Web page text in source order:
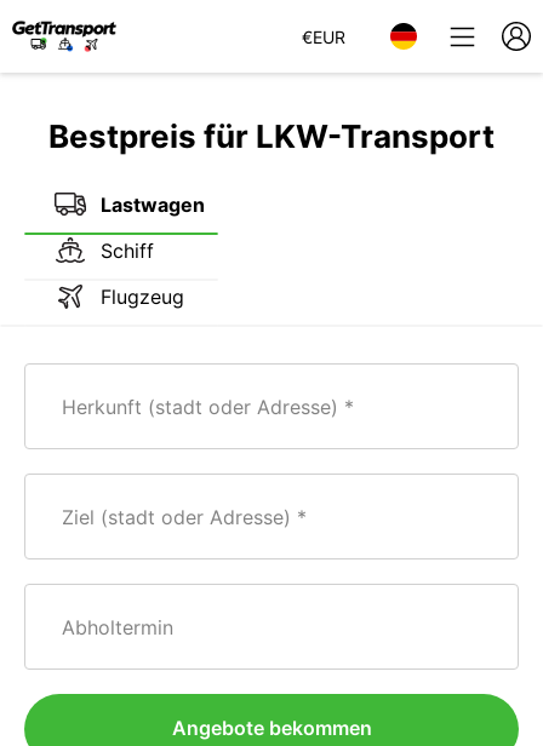
€EUR
Bestpreis für LKW-Transport
Lastwagen
Schiff
Flugzeug
Herkunft (stadt oder Adresse)
Ziel (stadt oder Adresse)
Abholtermin
Angebote bekommen